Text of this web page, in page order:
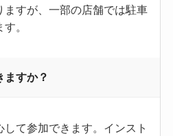
ますが、一部の店舗では駐車
。
ますか？
て参加できます。インスト